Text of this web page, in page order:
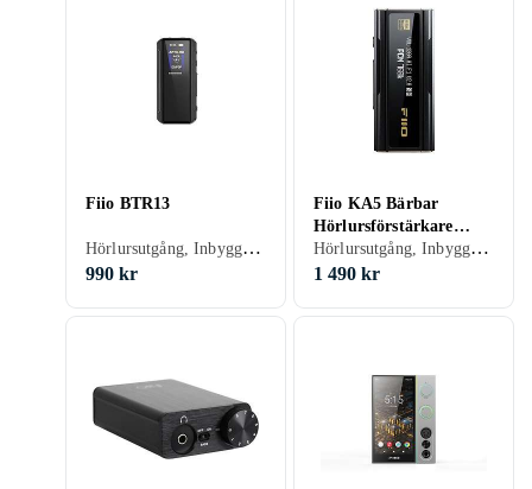
Fiio BTR13
Hörlursutgång, Inbyggd D/A-omvandlare, USB-kontakt
990 kr
Fiio KA5 Bärbar
Hörlursförstärkare
DAC
Hörlursutgång, Inbyggd D/A-omvandlare, USB-kontakt
1 490 kr